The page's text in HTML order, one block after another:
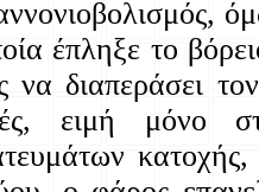
έπληξε το
να διαπεράσει
ειμή μόνο